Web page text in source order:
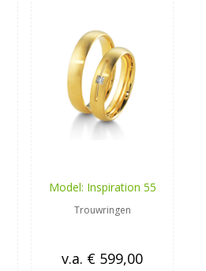
Model: Inspiration 55
Trouwringen
v.a. € 599,00